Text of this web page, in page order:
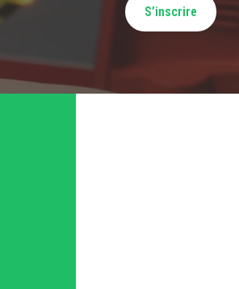
S’inscrire